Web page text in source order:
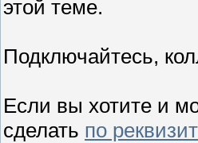
этой теме.
Подключайтесь,
Если вы хотите и
сделать по